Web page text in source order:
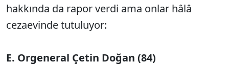
hakkında da rapor verdi ama onlar hâlâ
cezaevinde tutuluyor:
E. Orgeneral Çetin Doğan (84)